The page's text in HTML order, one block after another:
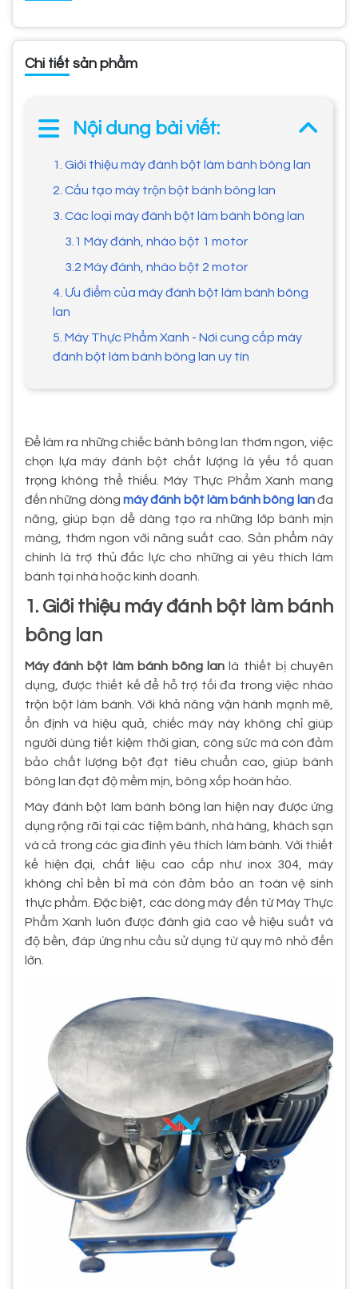
Chi tiết sản phẩm
Nội dung bài viết:
1. Giới thiệu máy đánh bột làm bánh bông lan
2. Cấu tạo máy trộn bột bánh bông lan
3. Các loại máy đánh bột làm bánh bông lan
3.1 Máy đánh, nhào bột 1 motor
3.2 Máy đánh, nhào bột 2 motor
4. Ưu điểm của máy đánh bột làm bánh bông
lan
5. Máy Thực Phẩm Xanh - Nơi cung cấp máy
đánh bột làm bánh bông lan uy tín
Để làm ra những chiếc bánh bông lan thơm ngon, việc
chọn lựa máy đánh bột chất lượng là yếu tố quan
trọng không thể thiếu. Máy Thực Phẩm Xanh mang
đến những dòng máy đánh bột làm bánh bông lanđa
năng, giúp bạn dễ dàng tạo ra những lớp bánh mịn
màng, thơm ngon với năng suất cao. Sản phẩm này
chính là trợ thủ đắc lực cho những ai yêu thích làm
bánh tại nhà hoặc kinh doanh.
1. Giới thiệu máy đánh bột làm bánh
bông lan
Máy đánh bột làm bánh bông lan là thiết bị chuyên
dụng, được thiết kế để hỗ trợ tối đa trong việc nhào
trộn bột làm bánh. Với khả năng vận hành mạnh mẽ,
ổn định và hiệu quả, chiếc máy này không chỉ giúp
người dùng tiết kiệm thời gian, công sức mà còn đảm
bảo chất lượng bột đạt tiêu chuẩn cao, giúp bánh
bông lan đạt độ mềm mịn, bông xốp hoàn hảo.
Máy đánh bột làm bánh bông lan hiện nay được ứng
dụng rộng rãi tại các tiệm bánh, nhà hàng, khách sạn
và cả trong các gia đình yêu thích làm bánh. Với thiết
kế hiện đại, chất liệu cao cấp như inox 304, máy
không chỉ bền bỉ mà còn đảm bảo an toàn vệ sinh
thực phẩm. Đặc biệt, các dòng máy đến từ Máy Thực
Phẩm Xanh luôn được đánh giá cao về hiệu suất và
độ bền, đáp ứng nhu cầu sử dụng từ quy mô nhỏ đến
lớn.